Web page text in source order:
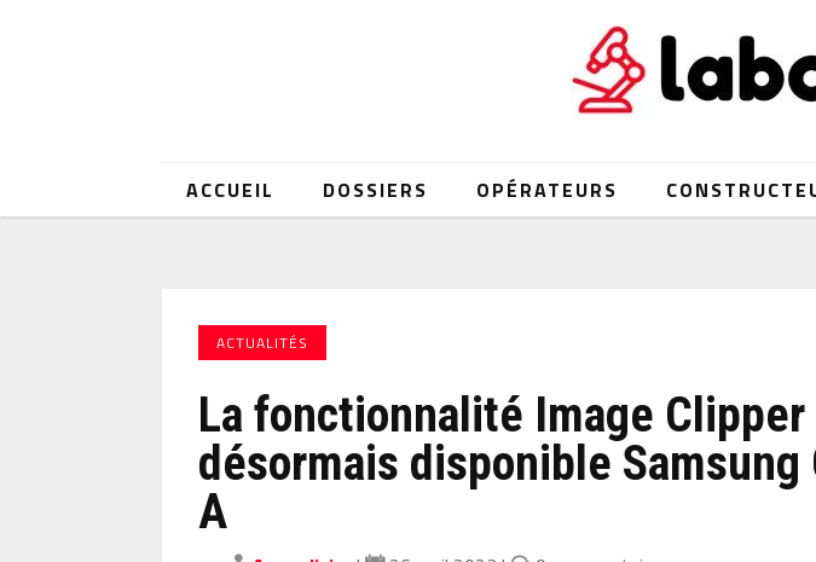
ACCUEIL DOSSIERS OPÉRATEURS
ACTUALITÉS
La fonctionnalité Image Clipper
désormais disponible Samsung
A